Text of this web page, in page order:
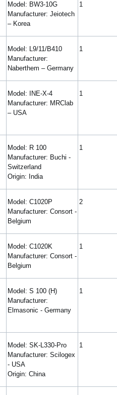
Model: BW3-10G
Manufacturer: Jeiotech
– Korea
1
Model: L9/11/B410
Manufacturer:
Naberthem – Germany
1
Model: INE-X-4
Manufacturer: MRClab
– USA
1
Model: R 100
Manufacturer: Buchi -
Switzerland
Origin: India
1
Model: C1020P
Manufacturer: Consort -
Belgium
2
Model: C1020K
Manufacturer: Consort -
Belgium
1
Model: S 100 (H)
Manufacturer:
Elmasonic - Germany
1
Model: SK-L330-Pro
Manufacturer: Scilogex
- USA
Origin: China
1